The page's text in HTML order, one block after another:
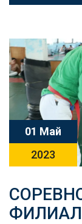
01 Май
2023